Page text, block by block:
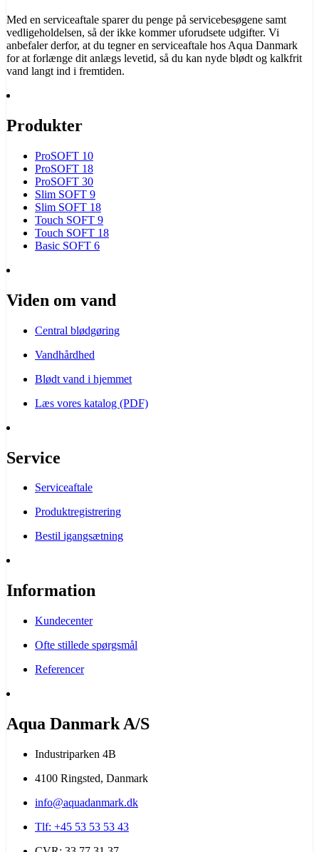
Med en serviceaftale sparer du penge på servicebesøgene samt
vedligeholdelsen, så der ikke kommer uforudsete udgifter. Vi
anbefaler derfor, at du tegner en serviceaftale hos Aqua Danmark
for at forlænge dit anlægs levetid, så du kan nyde blødt og kalkfrit
vand langt ind i fremtiden.
Produkter
ProSOFT 10
ProSOFT 18
ProSOFT 30
Slim SOFT 9
Slim SOFT 18
Touch SOFT 9
Touch SOFT 18
Basic SOFT 6
Viden om vand
Central blødgøring
Vandhårdhed
Blødt vand i hjemmet
Læs vores katalog (PDF)
Service
Serviceaftale
Produktregistrering
Bestil igangsætning
Information
Kundecenter
Ofte stillede spørgsmål
Referencer
Aqua Danmark A/S
Industriparken 4B
4100 Ringsted, Danmark
info@aquadanmark.dk
Tlf: +45 53 53 53 43